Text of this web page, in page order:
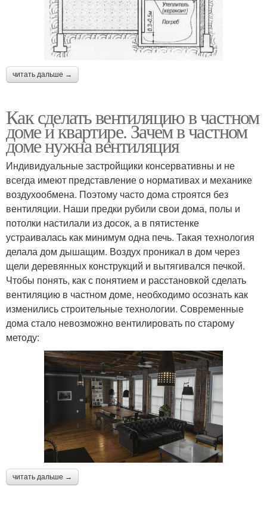
читать дальше →
Как сделать вентиляцию в частном
доме и квартире. Зачем в частном
доме нужна вентиляция
Индивидуальные застройщики консервативны и не
всегда имеют представление о нормативах и механике
воздухообмена. Поэтому часто дома строятся без
вентиляции. Наши предки рубили свои дома, полы и
потолки настилали из досок, а в пятистенке
устраивалась как минимум одна печь. Такая технология
делала дом дышащим. Воздух проникал в дом через
щели деревянных конструкций и вытягивался печкой.
Чтобы понять, как с понятием и расстановкой сделать
вентиляцию в частном доме, необходимо осознать как
изменились строительные технологии. Современные
дома стало невозможно вентилировать по старому
методу:
читать дальше →